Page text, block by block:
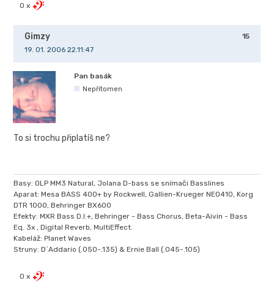
0 x
15
Gimzy
19. 01. 2006 22.11:47
Pan basák
Nepřítomen
To si trochu připlatíš ne?
Basy: OLP MM3 Natural, Jolana D-bass se snímači Basslines
Aparat: Mesa BASS 400+ by Rockwell, Gallien-Krueger NEO410, Korg
DTR 1000, Behringer BX600
Efekty: MXR Bass D.I.+, Behringer - Bass Chorus, Beta-Aivin - Bass
Eq. 3x , Digital Reverb, MultiEffect.
Kabeláž: Planet Waves
Struny: D´Addario (.050-.135) & Ernie Ball (.045-.105)
0 x